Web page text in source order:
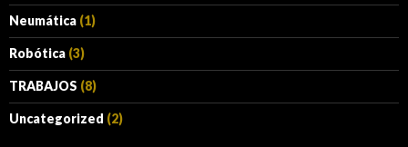
Neumática (1)
Robótica (3)
TRABAJOS (8)
Uncategorized (2)